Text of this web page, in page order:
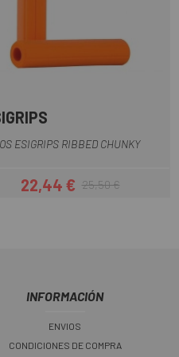
Naranja
ESIGRIPS RIBBED CHUNKY
Precio
22,44 €Precio regular
25,50 €
INFORMACIÓN
ENVIOS
CONDICIONES DE COMPRA